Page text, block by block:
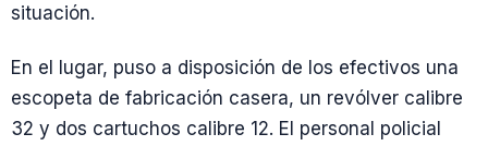
situación.
En el lugar, puso a disposición de los efectivos una
escopeta de fabricación casera, un revólver calibre
32 y dos cartuchos calibre 12. El personal policial